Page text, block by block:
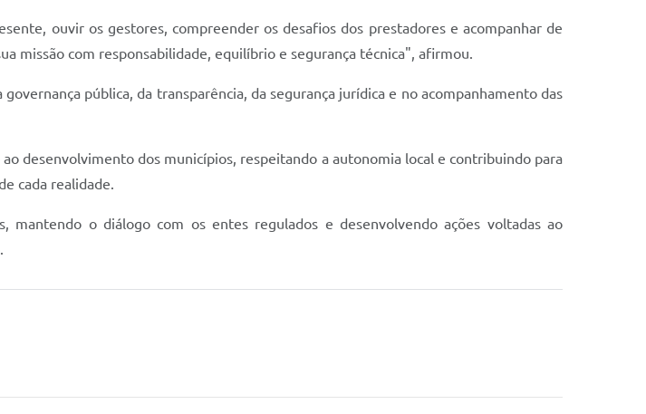
ouvir os gestores, compreender os desafios dos prestadores e acompanhar de
missão com responsabilidade, equilíbrio e segurança técnica", afirmou.
pública, da transparência, da segurança jurídica e no acompanhamento das
desenvolvimento dos municípios, respeitando a autonomia local e contribuindo para
cada realidade.
mantendo o diálogo com os entes regulados e desenvolvendo ações voltadas ao